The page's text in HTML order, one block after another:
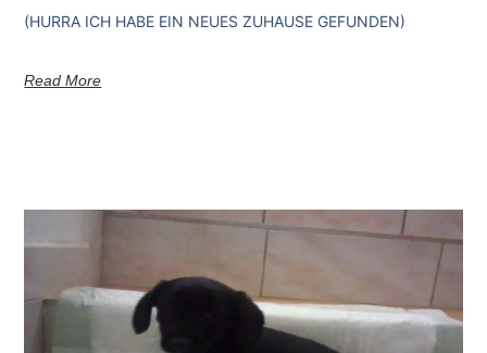
(HURRA ICH HABE EIN NEUES ZUHAUSE GEFUNDEN)
Read More